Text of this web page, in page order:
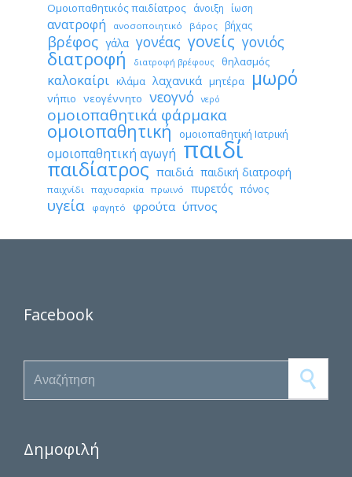
Ομοιοπαθητικός παιδίατρος άνοιξη ίωση
ανατροφή ανοσοποιητικό βάρος βήχας
βρέφος γάλα γονέας γονείς γονιός
διατροφή διατροφή βρέφους θηλασμός
καλοκαίρι κλάμα λαχανικά μητέρα μωρό
νήπιο νεογέννητο νεογνό νερό
ομοιοπαθητικά φάρμακα
ομοιοπαθητική ομοιοπαθητική Ιατρική
ομοιοπαθητική αγωγή παιδί
παιδίατρος παιδιά παιδική διατροφή
παιχνίδι παχυσαρκία πρωινό πυρετός πόνος
υγεία φαγητό φρούτα ύπνος
Facebook
Search for:
Δημοφιλή